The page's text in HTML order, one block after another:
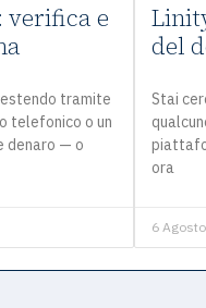
verifica e
tramite
telefonico o un
denaro — o
del
Stai
ora
6